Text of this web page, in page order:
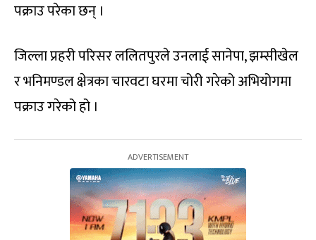
पक्राउ परेका छन् ।
जिल्ला प्रहरी परिसर ललितपुरले उनलाई सानेपा, झम्सीखेल
र भनिमण्डल क्षेत्रका चारवटा घरमा चोरी गरेको अभियोगमा
पक्राउ गरेको हो ।